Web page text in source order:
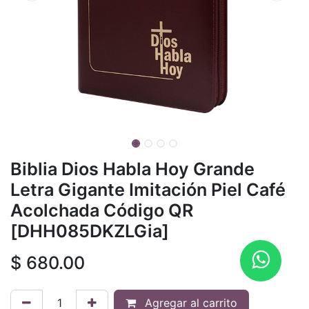
Biblia Dios Habla Hoy Grande
Letra Gigante Imitación Piel Café
Acolchada Código QR
[DHH085DKZLGia]
$ 680.00
Agregar al carrito